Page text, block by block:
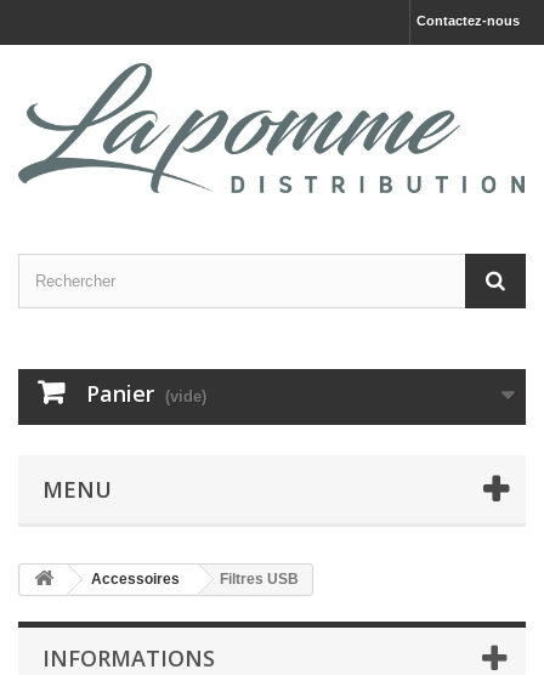
Contactez-nous
Panier (vide)
MENU
Accessoires Filtres USB
INFORMATIONS